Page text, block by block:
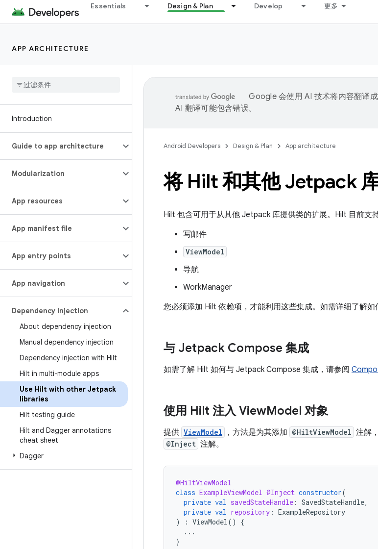
Essentials Design & Plan Develop 更多
APP ARCHITECTURE
Introduction
Guide to app architecture
Modularization
App resources
App manifest file
App entry points
App navigation
Dependency injection
About dependency injection
Manual dependency injection
Dependency injection with Hilt
Hilt in multi-module apps
Use Hilt with other Jetpack
libraries
Hilt testing guide
Hilt and Dagger annotations
cheat sheet
Dagger
Google 会使用 AI 技术将内容翻译成
AI 翻译可能包含错误。
Android Developers Design & Plan App architecture
将 Hilt 和其他 Jetpack
Hilt 包含可用于从其他 Jetpack 库提供类的扩展。Hilt 目前支
写邮件
ViewModel
导航
WorkManager
您必须添加 Hilt 依赖项，才能利用这些集成。如需详细了解如
与 Jetpack Compose 集成
如需了解 Hilt 如何与 Jetpack Compose 集成，请参阅
使用 Hilt 注入 ViewModel 对象
提供 ViewModel ，方法是为其添加 @HiltViewModel 注解
@Inject 注解。
@HiltViewModel
class ExampleViewModel @Inject constructor(
private val savedStateHandle : SavedStateHandle,
private val repository : ExampleRepository
)
: ViewModel()
{
...
}